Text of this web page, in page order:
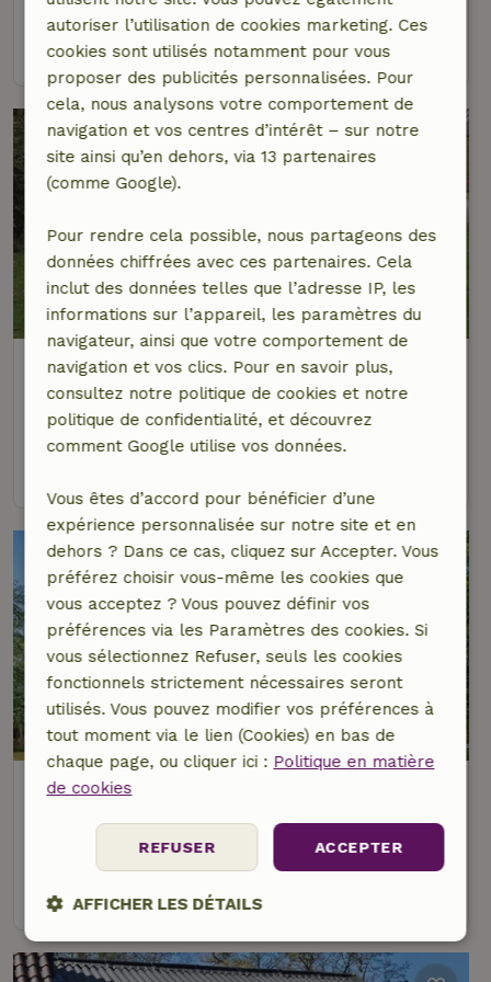
4 personnes 2 Chambres à coucher
Maison nature à Nieuw-Haamstede
À 4 km distance de Burgh-Haamstede
2 personnes1 Chambre à coucher
Maison nature à Burgh-Haamstede
4 personnes3 Chambres à coucher
autoriser l’utilisation de cookies marketing. Ces
cookies sont utilisés notamment pour vous
proposer des publicités personnalisées. Pour
cela, nous analysons votre comportement de
navigation et vos centres d’intérêt – sur notre
site ainsi qu’en dehors, via 13 partenaires
(comme Google).
Pour rendre cela possible, nous partageons des
données chiffrées avec ces partenaires. Cela
inclut des données telles que l’adresse IP, les
informations sur l’appareil, les paramètres du
navigateur, ainsi que votre comportement de
navigation et vos clics. Pour en savoir plus,
consultez notre politique de cookies et notre
politique de confidentialité, et découvrez
comment Google utilise vos données.
Vous êtes d’accord pour bénéficier d’une
expérience personnalisée sur notre site et en
dehors ? Dans ce cas, cliquez sur Accepter. Vous
préférez choisir vous-même les cookies que
vous acceptez ? Vous pouvez définir vos
préférences via les Paramètres des cookies. Si
vous sélectionnez Refuser, seuls les cookies
fonctionnels strictement nécessaires seront
utilisés. Vous pouvez modifier vos préférences à
tout moment via le lien (Cookies) en bas de
chaque page, ou cliquer ici : Politique en matière
de cookies
ACCEPTER
REFUSER
AFFICHER LES DÉTAILS
Strictement
nécessaires
Performance Ciblage